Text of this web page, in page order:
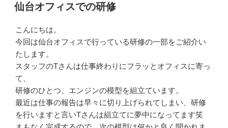
稿
日:
仙台オフィスでの研修
こんにちは。
今回は仙台オフィスで行っている研修の一部をご紹介い
たします。
スタッフのTさんは仕事終わりにフラッとオフィスに寄っ
て、
研修のひとつ、エンジンの模型を組立ています。
最近は仕事の報告は早々に切り上げられてしまい、研修
を行いますと言いTさんは組立てに夢中になってます笑